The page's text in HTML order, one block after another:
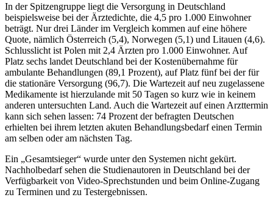
In der Spitzengruppe liegt die Versorgung in Deutschland
beispielsweise bei der Ärztedichte, die 4,5 pro 1.000 Einwohner
beträgt. Nur drei Länder im Vergleich kommen auf eine höhere
Quote, nämlich Österreich (5,4), Norwegen (5,1) und Litauen (4,6).
Schlusslicht ist Polen mit 2,4 Ärzten pro 1.000 Einwohner. Auf
Platz sechs landet Deutschland bei der Kostenübernahme für
ambulante Behandlungen (89,1 Prozent), auf Platz fünf bei der für
die stationäre Versorgung (96,7). Die Wartezeit auf neu zugelassene
Medikamente ist hierzulande mit 50 Tagen so kurz wie in keinem
anderen untersuchten Land. Auch die Wartezeit auf einen Arzttermin
kann sich sehen lassen: 74 Prozent der befragten Deutschen
erhielten bei ihrem letzten akuten Behandlungsbedarf einen Termin
am selben oder am nächsten Tag.
Ein „Gesamtsieger“ wurde unter den Systemen nicht gekürt.
Nachholbedarf sehen die Studienautoren in Deutschland bei der
Verfügbarkeit von Video-Sprechstunden und beim Online-Zugang
zu Terminen und zu Testergebnissen.